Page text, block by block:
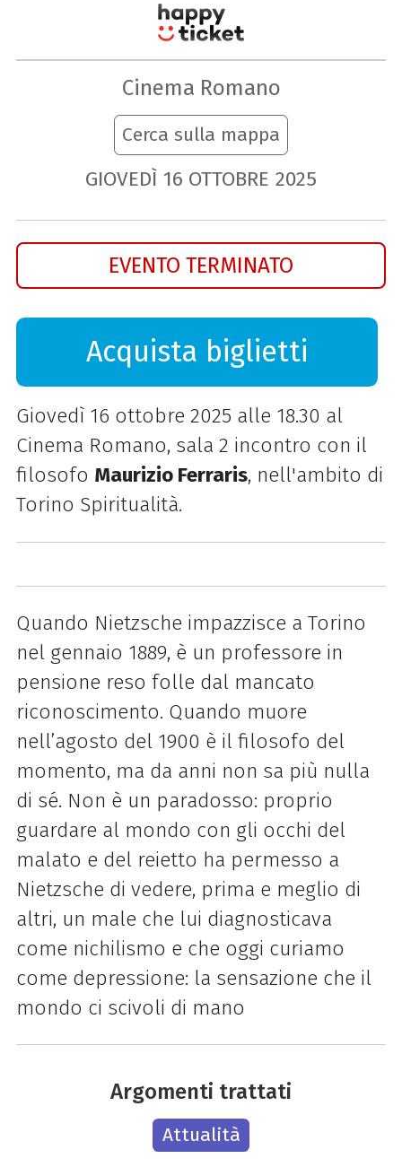
Cinema Romano
Cerca sulla mappa
GIOVEDÌ 16 OTTOBRE 2025
EVENTO TERMINATO
Acquista biglietti
Giovedì 16 ottobre 2025 alle 18.30 al
Cinema Romano, sala 2 incontro con il
filosofo Maurizio Ferraris, nell'ambito di
Torino Spiritualità.
Quando Nietzsche impazzisce a Torino
nel gennaio 1889, è un professore in
pensione reso folle dal mancato
riconoscimento. Quando muore
nell’agosto del 1900 è il filosofo del
momento, ma da anni non sa più nulla
di sé. Non è un paradosso: proprio
guardare al mondo con gli occhi del
malato e del reietto ha permesso a
Nietzsche di vedere, prima e meglio di
altri, un male che lui diagnosticava
come nichilismo e che oggi curiamo
come depressione: la sensazione che il
mondo ci scivoli di mano
Argomenti trattati
Attualità